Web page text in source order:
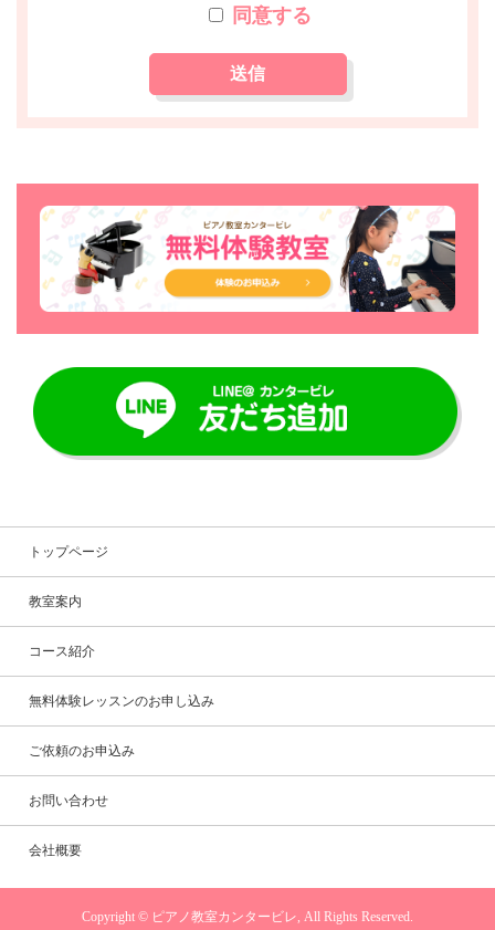
同意する
トップページ
教室案内
コース紹介
無料体験レッスンのお申し込み
ご依頼のお申込み
お問い合わせ
会社概要
Copyright © ピアノ教室カンタービレ, All Rights Reserved.